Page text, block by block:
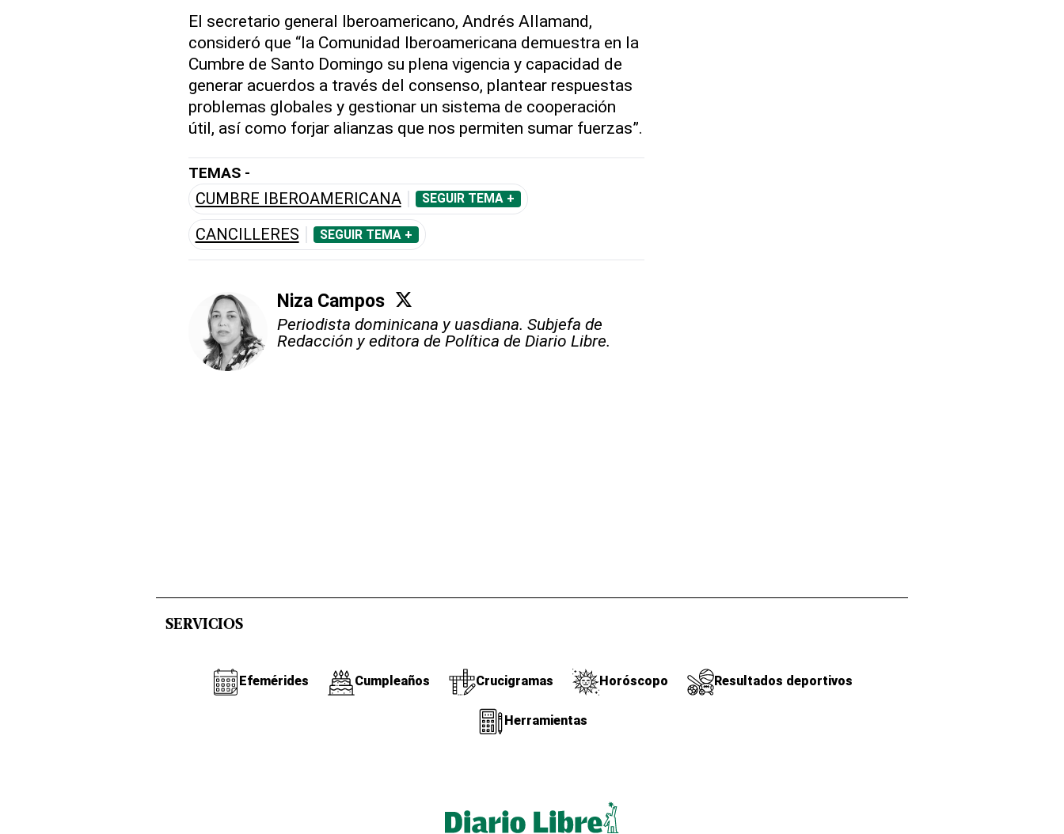
El secretario general Iberoamericano, Andrés Allamand,
consideró que “la Comunidad Iberoamericana demuestra en la
Cumbre de Santo Domingo su plena vigencia y capacidad de
generar acuerdos a través del consenso, plantear respuestas
problemas globales y gestionar un sistema de cooperación
útil, así como forjar alianzas que nos permiten sumar fuerzas”.
TEMAS -
CUMBRE IBEROAMERICANA SEGUIR TEMA +
CANCILLERES SEGUIR TEMA +
Niza Campos
Periodista dominicana y uasdiana. Subjefa de
Redacción y editora de Política de Diario Libre.
SERVICIOS
Efemérides Cumpleaños Crucigramas Horóscopo Resultados deportivos
Herramientas